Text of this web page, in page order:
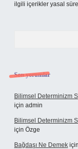
ilgili içerikler yasal
Son yorumlar
Bilimsel Determinizm
için admin
Bilimsel Determinizm
için Özge
Bağdaşı Ne Demek için